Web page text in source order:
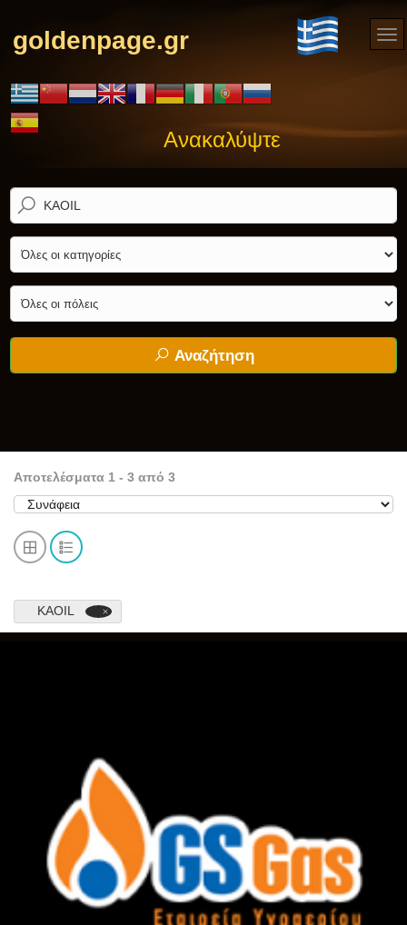
goldenpage.gr
Ανακαλύψτε αυτό που
Αναζήτηση
Αποτελέσματα 1 - 3 από 3
KAOIL